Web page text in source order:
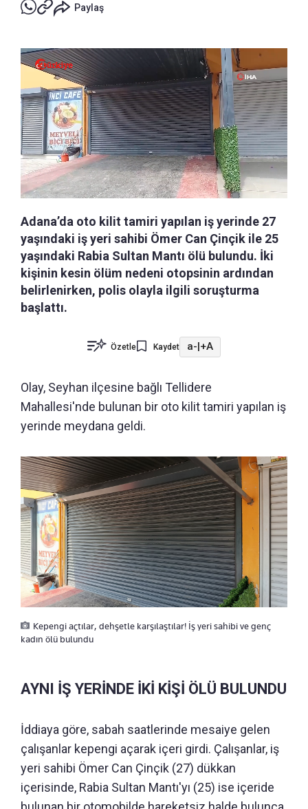
Paylaş
Adana’da oto kilit tamiri yapılan iş yerinde 27
yaşındaki iş yeri sahibi Ömer Can Çinçik ile 25
yaşındaki Rabia Sultan Mantı ölü bulundu. İki
kişinin kesin ölüm nedeni otopsinin ardından
belirlenirken, polis olayla ilgili soruşturma
başlattı.
Özetle Kaydet a-|+A
Olay, Seyhan ilçesine bağlı Tellidere
Mahallesi'nde bulunan bir oto kilit tamiri yapılan iş
yerinde meydana geldi.
Kepengi açtılar, dehşetle karşılaştılar! İş yeri sahibi ve genç
kadın ölü bulundu
AYNI İŞ YERİNDE İKİ KİŞİ ÖLÜ BULUNDU
İddiaya göre, sabah saatlerinde mesaiye gelen
çalışanlar kepengi açarak içeri girdi. Çalışanlar, iş
yeri sahibi Ömer Can Çinçik (27) dükkan
içerisinde, Rabia Sultan Mantı'yı (25) ise içeride